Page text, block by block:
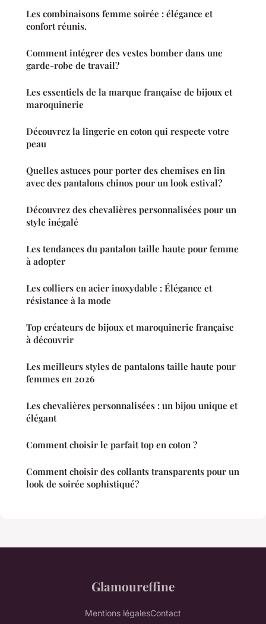
Les combinaisons femme soirée : élégance et
confort réunis.
Comment intégrer des vestes bomber dans une
garde-robe de travail?
Les essentiels de la marque française de bijoux et
maroquinerie
Découvrez la lingerie en coton qui respecte votre
peau
Quelles astuces pour porter des chemises en lin
avec des pantalons chinos pour un look estival?
Découvrez des chevalières personnalisées pour un
style inégalé
Les tendances du pantalon taille haute pour femme
à adopter
Les colliers en acier inoxydable : Élégance et
résistance à la mode
Top créateurs de bijoux et maroquinerie française
à découvrir
Les meilleurs styles de pantalons taille haute pour
femmes en 2026
Les chevalières personnalisées : un bijou unique et
élégant
Comment choisir le parfait top en coton ?
Comment choisir des collants transparents pour un
look de soirée sophistiqué?
Glamoureffine
Mentions légalesContact